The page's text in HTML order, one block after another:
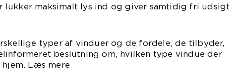
lukker maksimalt lys ind og giver samtidig fri udsigt
typer af vinduer og de fordele, de tilbyder,
beslutning om, hvilken type vindue der
Læs mere